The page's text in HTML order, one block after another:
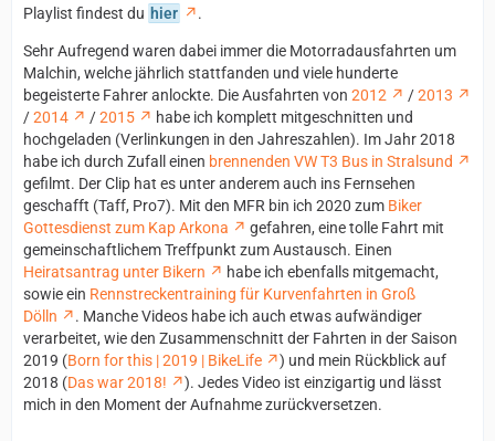
Playlist findest du hier .
Sehr Aufregend waren dabei immer die Motorradausfahrten um
Malchin, welche jährlich stattfanden und viele hunderte
begeisterte Fahrer anlockte. Die Ausfahrten von 2012 /2013
/2014 /2015
habe ich komplett mitgeschnitten und
hochgeladen (Verlinkungen in den Jahreszahlen). Im Jahr 2018
habe ich durch Zufall einen brennenden VW T3 Bus in Stralsund
gefilmt. Der Clip hat es unter anderem auch ins Fernsehen
geschafft (Taff, Pro7). Mit den MFR bin ich 2020 zum Biker
Gottesdienst zum Kap Arkona
gefahren, eine tolle Fahrt mit
gemeinschaftlichem Treffpunkt zum Austausch. Einen
Heiratsantrag unter Bikern
habe ich ebenfalls mitgemacht,
sowie ein Rennstreckentraining für Kurvenfahrten in Groß
Dölln
. Manche Videos habe ich auch etwas aufwändiger
verarbeitet, wie den Zusammenschnitt der Fahrten in der Saison
2019 (Born for this | 2019 | BikeLife
) und mein Rückblick auf
2018 (Das war 2018!
). Jedes Video ist einzigartig und lässt
mich in den Moment der Aufnahme zurückversetzen.